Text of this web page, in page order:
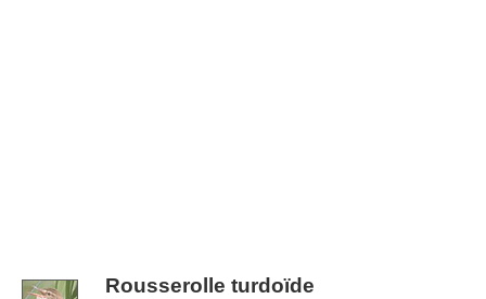
Rousserolle turdoïde